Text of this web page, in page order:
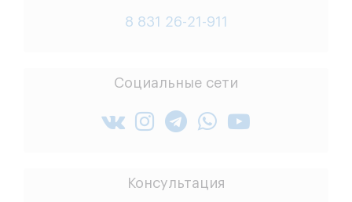
8 831 26-21-911
Социальные сети
Консультация